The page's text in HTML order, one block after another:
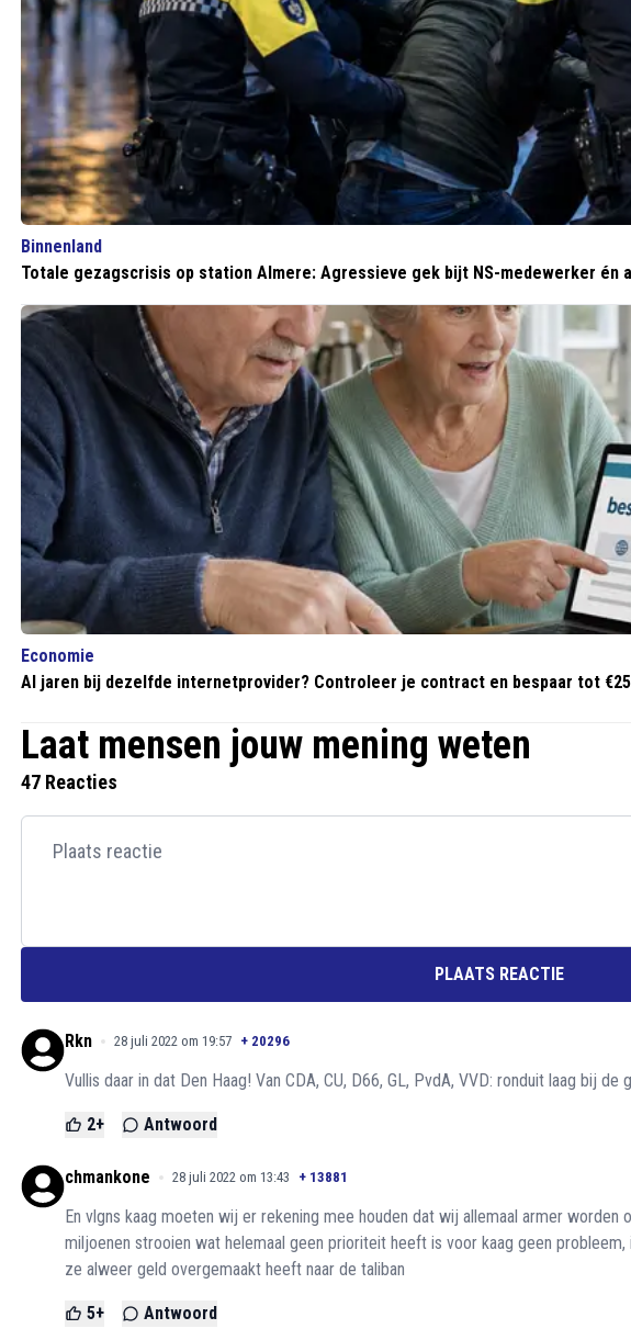
Binnenland
Totale gezagscrisis op station Almere: Agressieve gek bijt NS-medewerker én
Economie
Al jaren bij dezelfde internetprovider? Controleer je contract en bespaar tot
Laat mensen jouw mening weten
47 Reacties
PLAATS REACTIE
Rkn 28 juli 2022 om 19:57 + 20296
Vullis daar in dat Den Haag! Van CDA, CU, D66, GL, PvdA, VVD: ronduit laag bij de
2+ Antwoord
chmankone 28 juli 2022 om 13:43 + 13881
En vlgns kaag moeten wij er rekening mee houden dat wij allemaal armer
miljoenen strooien wat helemaal geen prioriteit heeft is voor kaag geen
ze alweer geld overgemaakt heeft naar de taliban
5+ Antwoord